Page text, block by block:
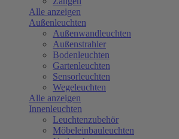
Alle anzeigen
Außenleuchten
Außenwandleuchten
Außenstrahler
Bodenleuchten
Gartenleuchten
Sensorleuchten
Wegeleuchten
Alle anzeigen
Innenleuchten
Leuchtenzubehör
Möbeleinbauleuchten